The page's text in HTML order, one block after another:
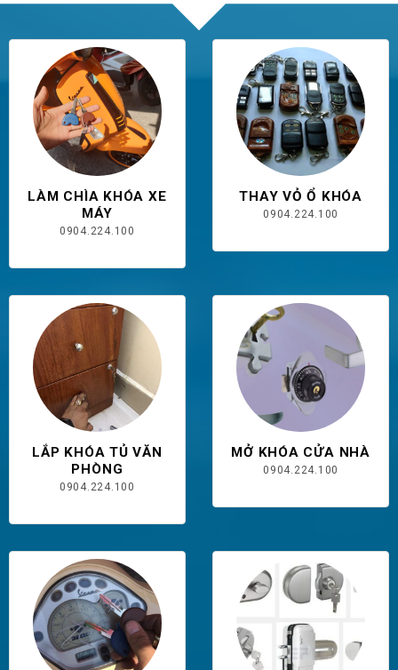
LÀM CHÌA KHÓA XE
MÁY
0904.224.100
THAY VỎ Ổ KHÓA
0904.224.100
LẮP KHÓA TỦ VĂN
PHÒNG
0904.224.100
MỞ KHÓA CỬA NHÀ
0904.224.100